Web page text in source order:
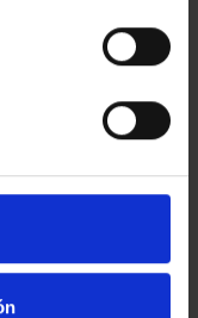
PATRIMONIO
- CÓRDOBA